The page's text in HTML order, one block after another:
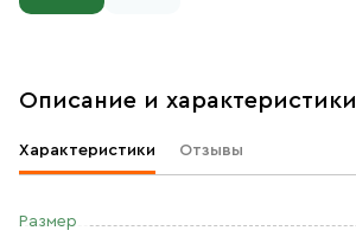
Описание и характеристики
Характеристики Отзывы
Размер